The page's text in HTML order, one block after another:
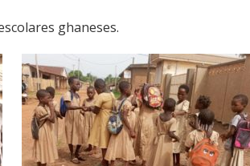
ghaneses.